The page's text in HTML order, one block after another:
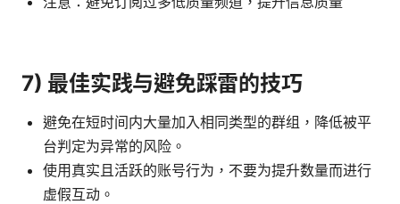
7) 最佳实践与避免踩雷的技巧
避免在短时间内大量加入相同类型的群组，降低被平
台判定为异常的风险。
使用真实且活跃的账号行为，不要为提升数量而进行
虚假互动。